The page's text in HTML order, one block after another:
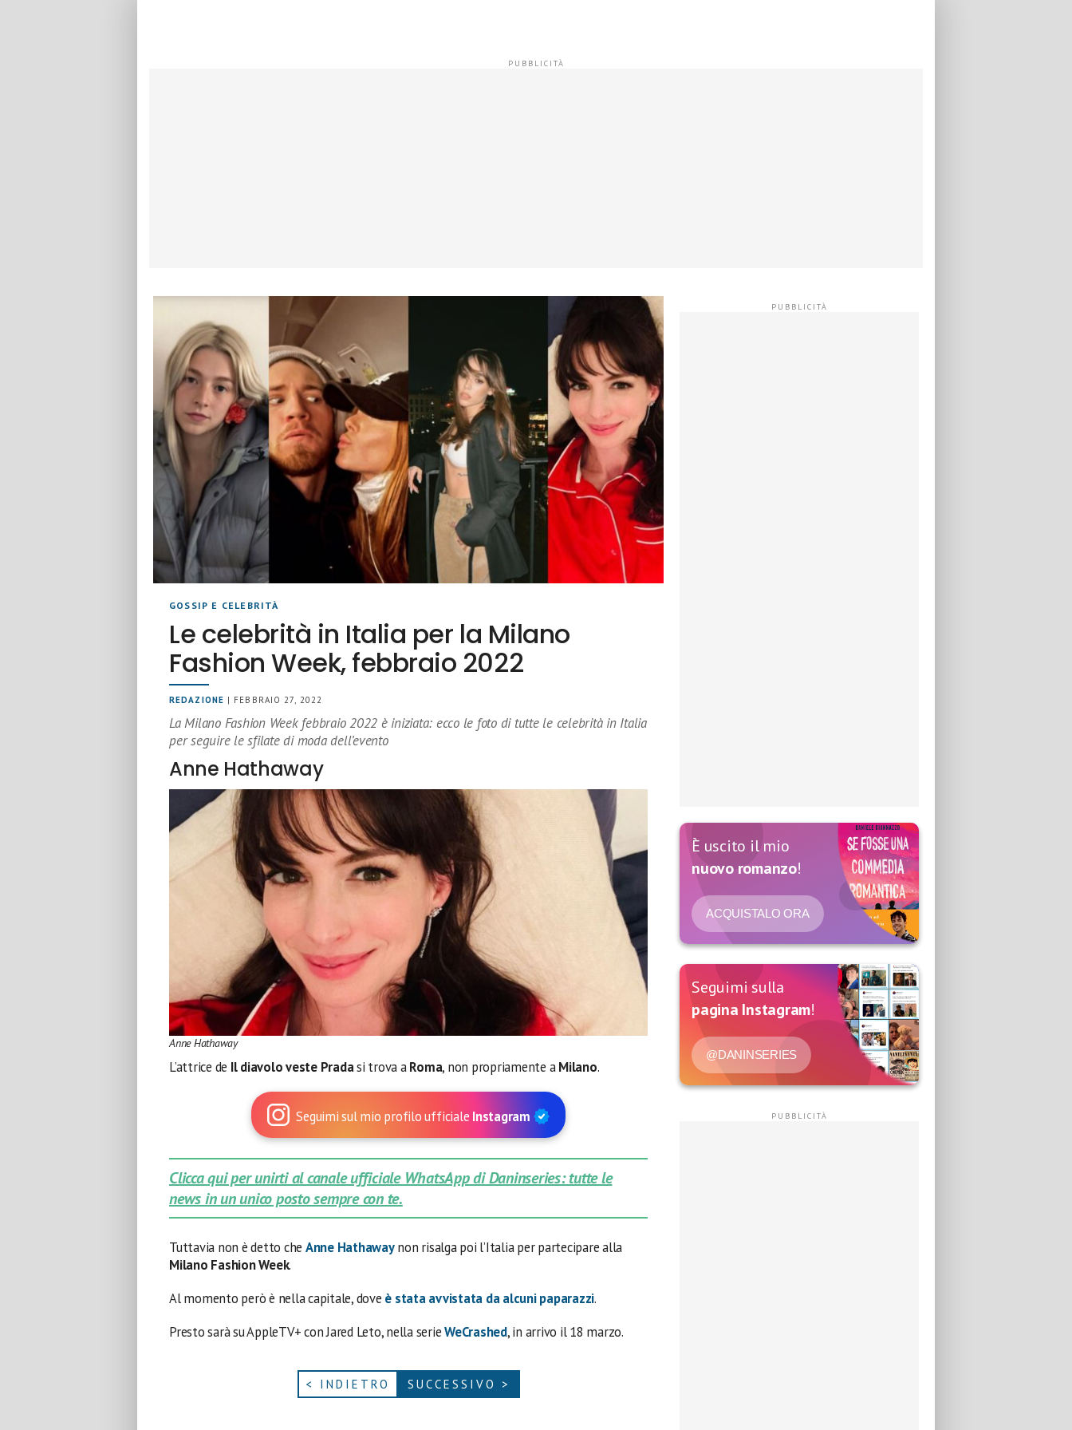
GOSSIP E CELEBRITÀ
Le celebrità in Italia per la Milano
Fashion Week, febbraio 2022
REDAZIONE | FEBBRAIO 27, 2022
La Milano Fashion Week febbraio 2022 è iniziata: ecco le foto di tutte le celebrità in Italia
per seguire le sfilate di moda dell’evento
Anne Hathaway
Anne Hathaway
L’attrice de Il diavolo veste Pradasi trova aRoma, non propriamente aMilano.
Seguimi sul mio profilo ufficiale Instagram
Clicca qui per unirti al canale ufficiale WhatsApp di Daninseries: tutte le
news in un unico posto sempre con te.
Tuttavia non è detto che Anne Hathawaynon risalga poi l’Italia per partecipare alla
Milano Fashion Week.
Al momento però è nella capitale, dove è stata avvistata da alcuni paparazzi.
Presto sarà su AppleTV+ con Jared Leto, nella serieWeCrashed, in arrivo il 18 marzo.
< INDIETRO SUCCESSIVO >
È uscito il mio
nuovo romanzo!
ACQUISTALO ORA
Seguimi sulla
pagina Instagram!
@DANINSERIES